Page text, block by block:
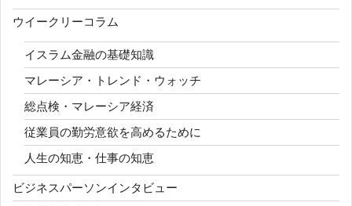
ウイークリーコラム
イスラム金融の基礎知識
マレーシア・トレンド・ウォッチ
総点検・マレーシア経済
従業員の勤労意欲を高めるために
人生の知恵・仕事の知恵
ビジネスパーソンインタビュー